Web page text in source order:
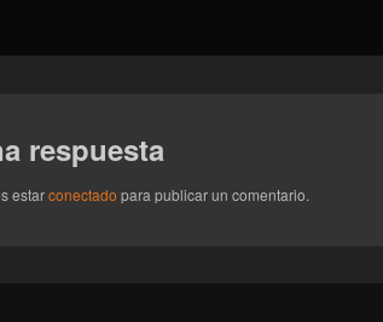
respuesta
estarconectado para publicar un comentario.